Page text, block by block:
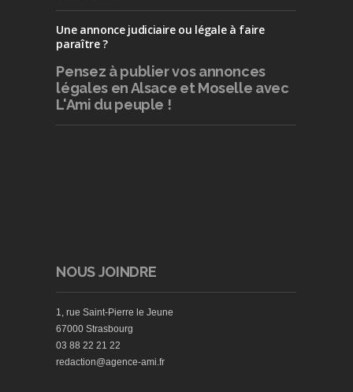
Une annonce judiciaire ou légale à faire
paraître ?
Pensez à publiervos annonces
légales en Alsace et Moselle avec
L'Ami du peuple !
NOUS JOINDRE
1, rue Saint-Pierre le Jeune
67000 Strasbourg
03 88 22 21 22
redaction@agence-ami.fr